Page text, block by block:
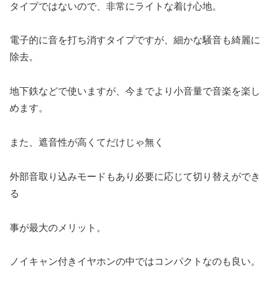
タイプではないので、非常にライトな着け心地。
電子的に音を打ち消すタイプですが、細かな騒音も綺麗に
除去。
地下鉄などで使いますが、今までより小音量で音楽を楽し
めます。
また、遮音性が高くてだけじゃ無く
外部音取り込みモードもあり必要に応じて切り替えができ
る
事が最大のメリット。
ノイキャン付きイヤホンの中ではコンパクトなのも良い。